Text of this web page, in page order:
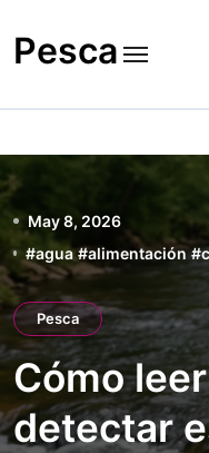
to
content
Pesca
May 8, 2026
#agua #alimentación #
Pesca
Cómo
detectar